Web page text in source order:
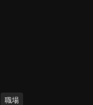
職場